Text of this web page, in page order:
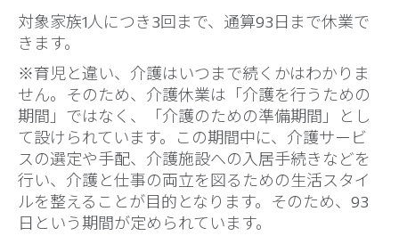
対象家族1人につき3回まで、通算93日まで休業で
きます。
※育児と違い、介護はいつまで続くかはわかりま
せん。そのため、介護休業は「介護を行うための
期間」ではなく、「介護のための準備期間」とし
て設けられています。この期間中に、介護サービ
スの選定や手配、介護施設への入居手続きなどを
行い、介護と仕事の両立を図るための生活スタイ
ルを整えることが目的となります。そのため、93
日という期間が定められています。